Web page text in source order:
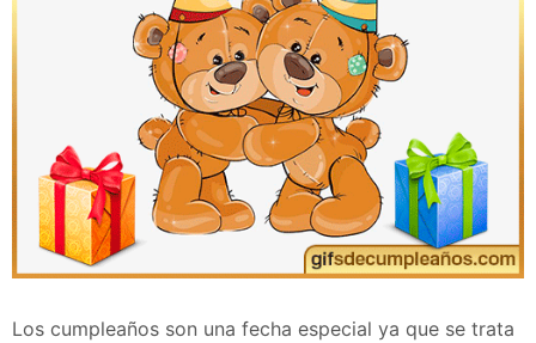
Los cumpleaños son una fecha especial ya que se trata